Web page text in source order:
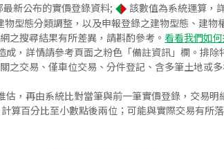
最新公布的實價登錄資料; 該數值為系統運算，
型態分類調整，以及申報登錄之建物型態、建
之搜尋結果有所差異，請斟酌參考。 看看我們如
，詳情請參考頁面之粉色「備註資訊」欄。排
之交易、僅車位交易、分件登記、含多筆土地或
，再由系統比對當筆與前一筆實價登錄，交易
算百分比至小數點後兩位；可能與實際交易有所